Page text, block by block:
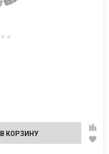
В КОРЗИНУ